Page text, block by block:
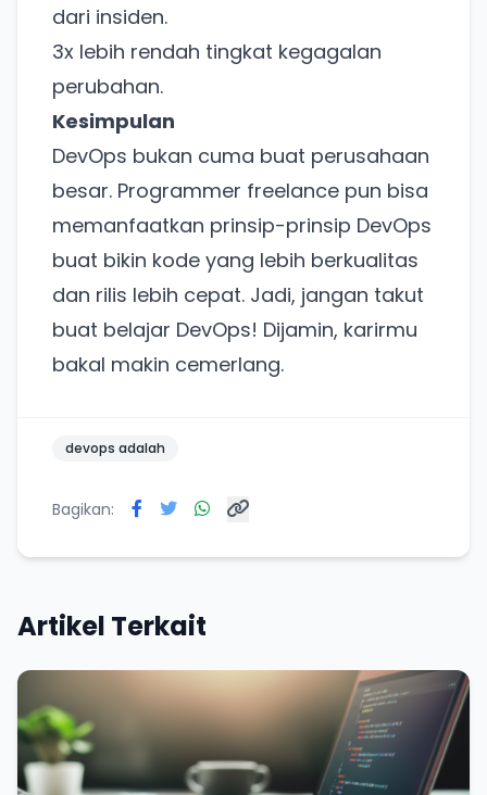
dari insiden.
3x lebih rendah tingkat kegagalan
perubahan.
Kesimpulan
DevOps bukan cuma buat perusahaan
besar. Programmer freelance pun bisa
memanfaatkan prinsip-prinsip DevOps
buat bikin kode yang lebih berkualitas
dan rilis lebih cepat. Jadi, jangan takut
buat belajar DevOps! Dijamin, karirmu
bakal makin cemerlang.
devops adalah
Bagikan:
Artikel Terkait
Punya website SMM baru nih! Coba BulkFame
untuk pengalaman lebih baik.
pakai Zona Sosmed kapan saja.
Coba BulkFame
Lain kali saja